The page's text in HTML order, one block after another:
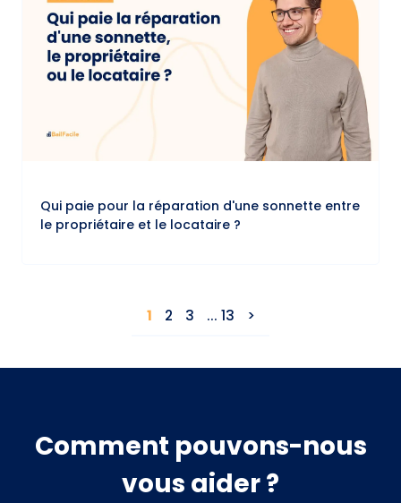
Qui paie pour la réparation d'une sonnette entre
le propriétaire et le locataire ?
1 2 3 ... 13
Comment pouvons-nous
vous aider ?